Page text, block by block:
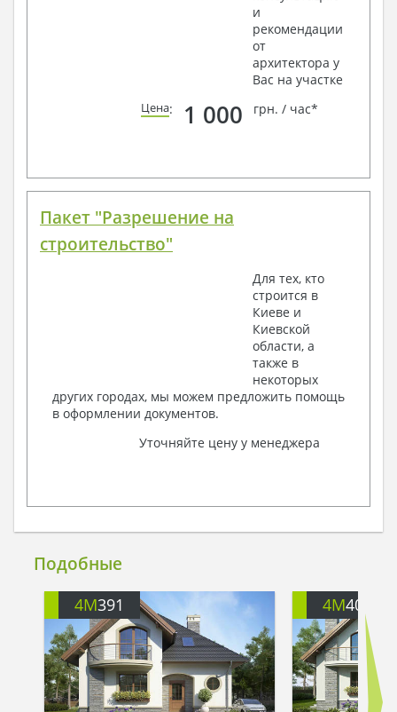
и
рекомендации
от
архитектора у
Вас на участке
Цена: 1 000 грн. / час*
Пакет "Разрешение на
строительство"
Для тех, кто
строится в
Киеве и
Киевской
области, а
также в
некоторых
других городах, мы можем предложить помощь
в оформлении документов.
Уточняйте цену у менеджера
Подобные
4M391 4M401